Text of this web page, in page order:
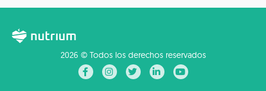
2026 © Todos los derechos reservados